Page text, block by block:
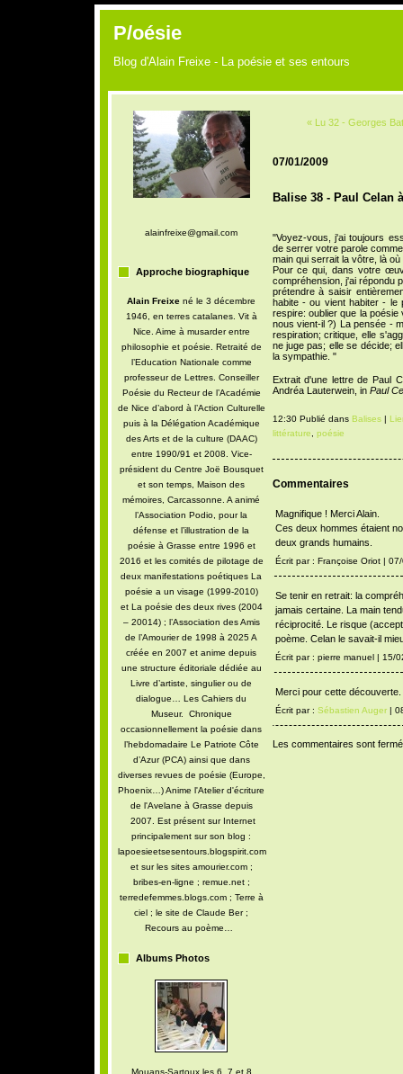
P/oésie
Blog d'Alain Freixe - La poésie et ses entours
alainfreixe@gmail.com
Approche biographique
Alain Freixe né le 3 décembre
1946, en terres catalanes. Vit à
Nice. Aime à musarder entre
philosophie et poésie. Retraité de
l’Education Nationale comme
professeur de Lettres. Conseiller
Poésie du Recteur de l’Académie
de Nice d’abord à l’Action Culturelle
puis à la Délégation Académique
des Arts et de la culture (DAAC)
entre 1990/91 et 2008. Vice-
président du Centre Joë Bousquet
et son temps, Maison des
mémoires, Carcassonne. A animé
l’Association Podio, pour la
défense et l’illustration de la
poésie à Grasse entre 1996 et
2016 et les comités de pilotage de
deux manifestations poétiques La
poésie a un visage (1999-2010)
et La poésie des deux rives (2004
– 20014) ; l’Association des Amis
de l’Amourier de 1998 à 2025 A
créée en 2007 et anime depuis
une structure éditoriale dédiée au
Livre d’artiste, singulier ou de
dialogue… Les Cahiers du
Museur. Chronique
occasionnellement la poésie dans
l’hebdomadaire Le Patriote Côte
d’Azur (PCA) ainsi que dans
diverses revues de poésie (Europe,
Phoenix…) Anime l'Atelier d'écriture
de l'Avelane à Grasse depuis
2007. Est présent sur Internet
principalement sur son blog :
lapoesieetsesentours.blogspirit.com
et sur les sites amourier.com ;
bribes-en-ligne ; remue.net ;
terredefemmes.blogs.com ; Terre à
ciel ; le site de Claude Ber ;
Recours au poème…
Albums Photos
Mouans-Sartoux les 6, 7 et 8
« Lu 32 - Georges
07/01/2009
Balise 38 - Paul Celan
"Voyez-vous, j'ai toujours
de serrer votre parole
main qui serrait la vôtre, là
Pour ce qui, dans votre
compréhension, j'ai répondu
prétendre à saisir
habite - ou vient habiter - le
respire: oublier que la
nous vient-il ?) La pensée -
respiration; critique, elle
ne juge pas; elle se décide;
la sympathie. "
Extrait d'une lettre de Paul
Andréa Lauterwein, in Paul
12:30 Publié dans Balises|
littérature
poésie
Commentaires
Magnifique ! Merci Alain.
Ces deux hommes étaient
deux grands humains.
Écrit par : Françoise Oriot |
Se tenir en retrait: la
jamais certaine. La main
réciprocité. Le risque
poème. Celan le savait-il
Écrit par : pierre manuel | 15/
Merci pour cette découverte.
Écrit par : Sébastien Auger|
Les commentaires sont